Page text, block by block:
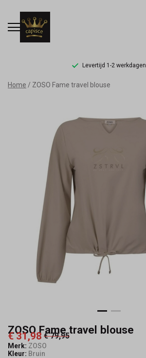
Levertijd 1-2 werkdagen
ZOSO
blouse
Capisce
Mode
Home ZOSO Fame travel blouse
ZOSO Fame travel blouse
€ 31,98 € 79,95
Merk: ZOSO
Kleur: Bruin